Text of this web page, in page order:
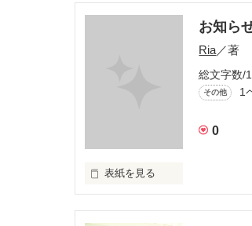
お知ら
Ria／著
総文字数/
その他 1
0
表紙を見る